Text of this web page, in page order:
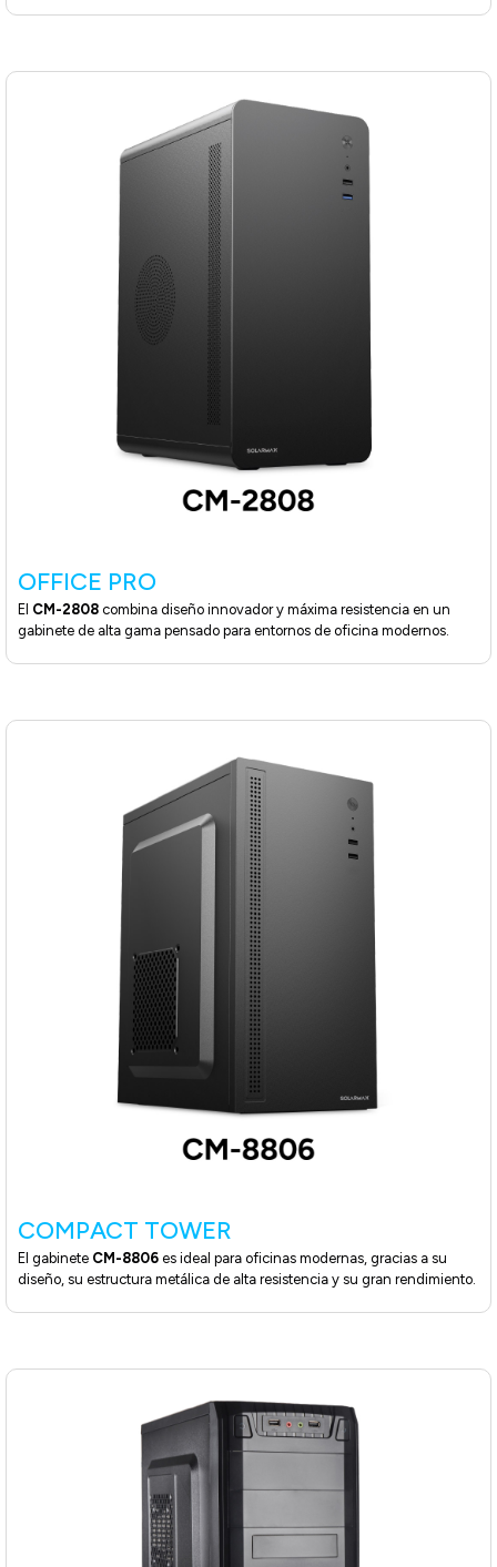
OFFICE PRO
El CM-2808 combina diseño innovador y máxima resistencia en un
gabinete de alta gama pensado para entornos de oficina modernos.
COMPACT TOWER
El gabinete CM-8806 es ideal para oficinas modernas, gracias a su
diseño, su estructura metálica de alta resistencia y su gran rendimiento.